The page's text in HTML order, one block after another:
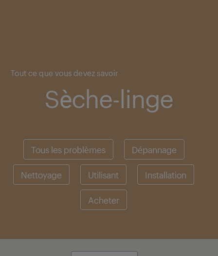
Tout ce que vous devez savoir
Sèche-linge
Tous les problèmes Dépannage
Nettoyage Utilisant Installation
Acheter